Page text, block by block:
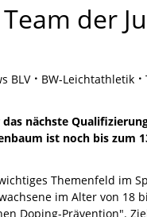
der
BLV BW-Leichtathletik
nächste
ist noch bis zum
Themenfeld im
im Alter von
Doping-Prävention".